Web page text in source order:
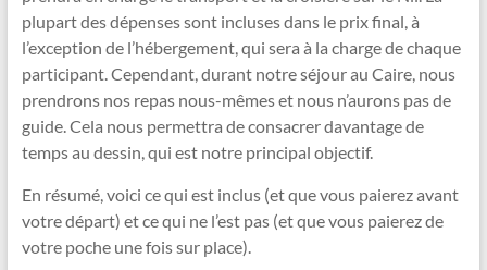
plupart des dépenses sont incluses dans le prix final, à
l’exception de l’hébergement, qui sera à la charge de chaque
participant. Cependant, durant notre séjour au Caire, nous
prendrons nos repas nous-mêmes et nous n’aurons pas de
guide. Cela nous permettra de consacrer davantage de
temps au dessin, qui est notre principal objectif.
En résumé, voici ce qui est inclus (et que vous paierez avant
votre départ) et ce qui ne l’est pas (et que vous paierez de
votre poche une fois sur place).